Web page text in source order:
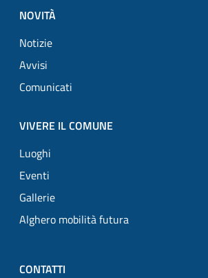
NOVITÀ
Notizie
Avvisi
Comunicati
VIVERE IL COMUNE
Luoghi
Eventi
Gallerie
Alghero mobilità futura
CONTATTI